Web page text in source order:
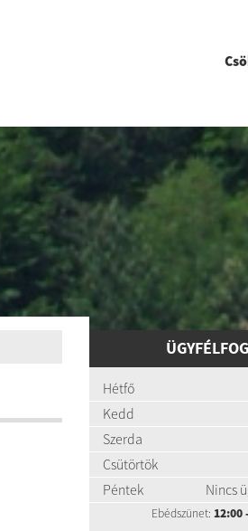
Hétfő
Kedd
Szerda
Csütörtök
Péntek
Nincs
Ebédszünet: 12:00